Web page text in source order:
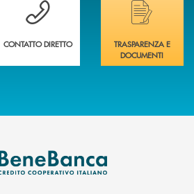
CONTATTO DIRETTO
TRASPARENZA E
DOCUMENTI